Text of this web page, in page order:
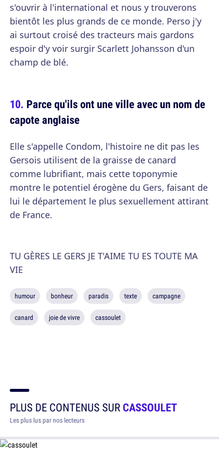
s'ouvrir à l'international et nous y trouverons
bientôt les plus grands de ce monde. Perso j'y
ai surtout croisé des tracteurs mais gardons
espoir d'y voir surgir Scarlett Johansson d'un
champ de blé.
Parce qu'ils ont une ville avec un nom de
capote anglaise
Elle s'appelle Condom, l'histoire ne dit pas les
Gersois utilisent de la graisse de canard
comme lubrifiant, mais cette toponymie
montre le potentiel érogène du Gers, faisant de
lui le département le plus sexuellement attirant
de France.
TU GÈRES LE GERS JE T'AIME TU ES TOUTE MA
VIE
humour bonheur paradis texte campagne
canard joie de vivre cassoulet
PLUS DE CONTENUS SURCASSOULET
Les plus lus par nos lecteurs